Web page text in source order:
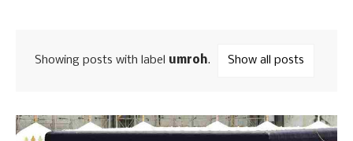
Showing posts with label umroh. Show all posts